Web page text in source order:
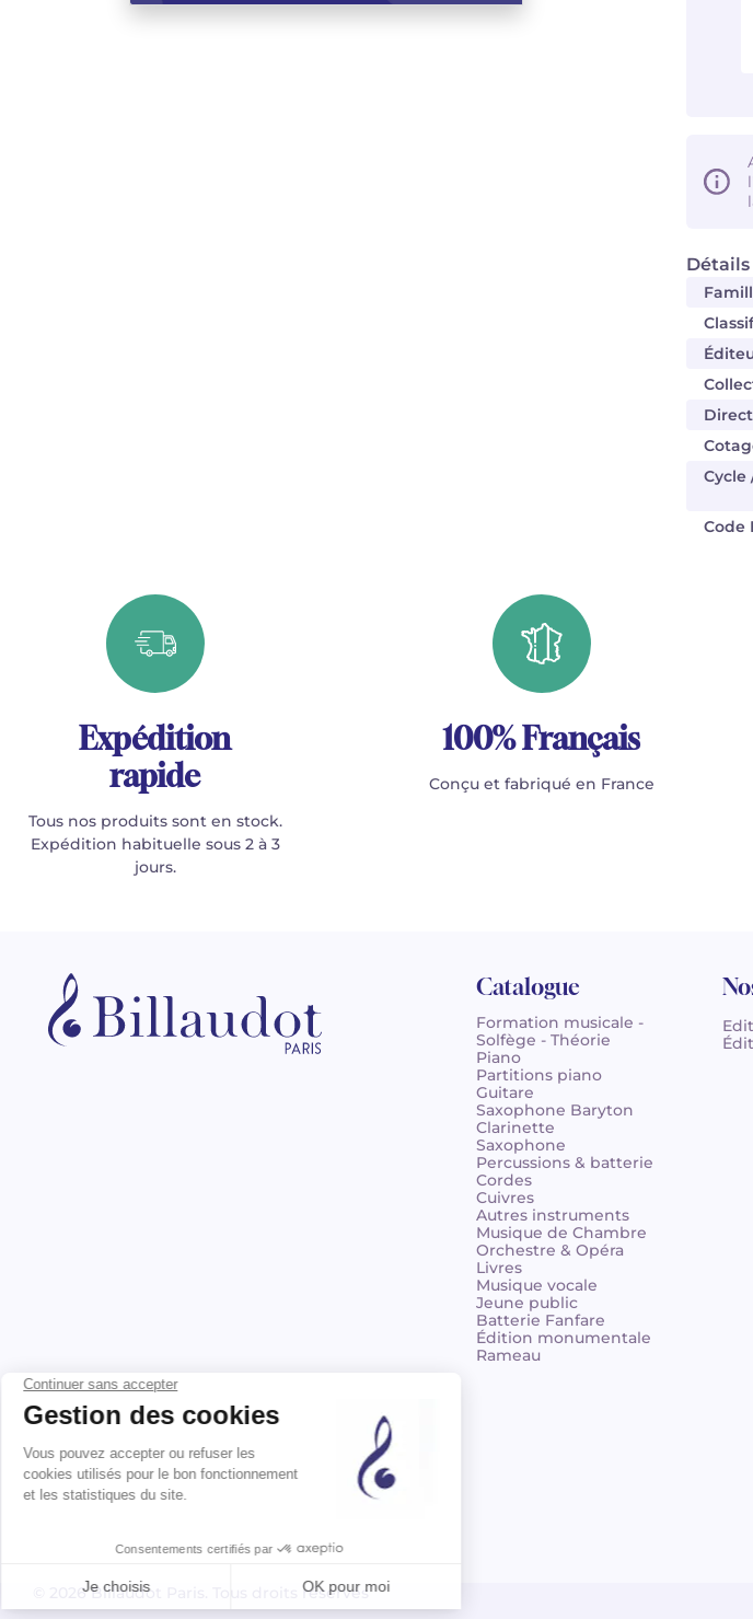
Détails
Cycle
Code
Expédition
rapide
Tous nos produits sont en stock.
Expédition habituelle sous 2 à 3
jours.
100% Français
Conçu et fabriqué en France
Catalogue
Formation musicale -
Solfège - Théorie
Piano
Partitions piano
Guitare
Saxophone Baryton
Clarinette
Saxophone
Percussions & batterie
Cordes
Cuivres
Autres instruments
Musique de Chambre
Orchestre & Opéra
Livres
Musique vocale
Jeune public
Batterie Fanfare
Édition monumentale
Rameau
© 2026 Billaudot Paris. Tous droits réservés